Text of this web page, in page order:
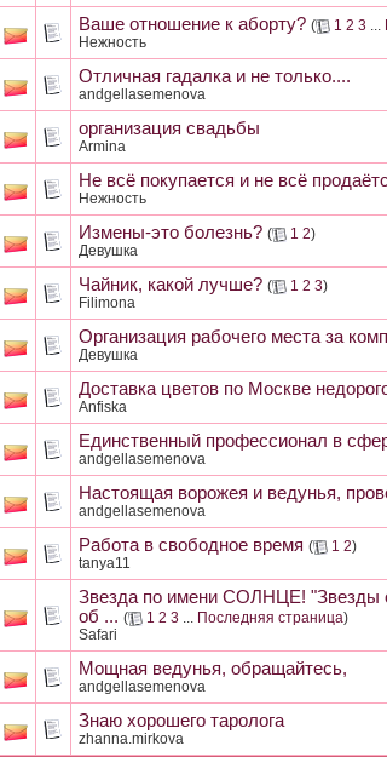
Ваше отношение к аборту? ( 1 2 3 ...
Нежность
Отличная гадалка и не только....
andgellasemenova
организация свадьбы
Armina
Не всё покупается и не всё
Нежность
Измены-это болезнь? ( 1 2)
Девушка
Чайник, какой лучше? ( 1 2 3)
Filimona
Организация рабочего места за
Девушка
Доставка цветов по Москве
Anfiska
Единственный профессионал в
andgellasemenova
Настоящая ворожея и ведунья,
andgellasemenova
Работа в свободное время ( 1 2)
tanya11
Звезда по имени СОЛНЦЕ! "Звезды
об ... ( 1 2 3 ... Последняя страница)
Safari
Мощная ведунья, обращайтесь,
andgellasemenova
Знаю хорошего таролога
zhanna.mirkova